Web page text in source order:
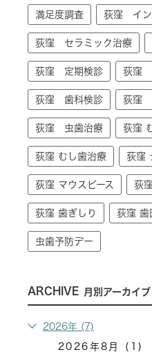
満足度調査 荻窪 イン
荻窪 セラミック治療
荻窪 定期検診 荻窪
荻窪 歯科検診 荻窪
荻窪 虫歯治療 荻窪
荻窪 むし歯治療 荻窪
荻窪 マウスピース 荻
荻窪 歯ぎしり 荻窪 歯
虫歯予防デー
ARCHIVE 月別アーカイブ
2026年 (7)
2026年8月 (1)